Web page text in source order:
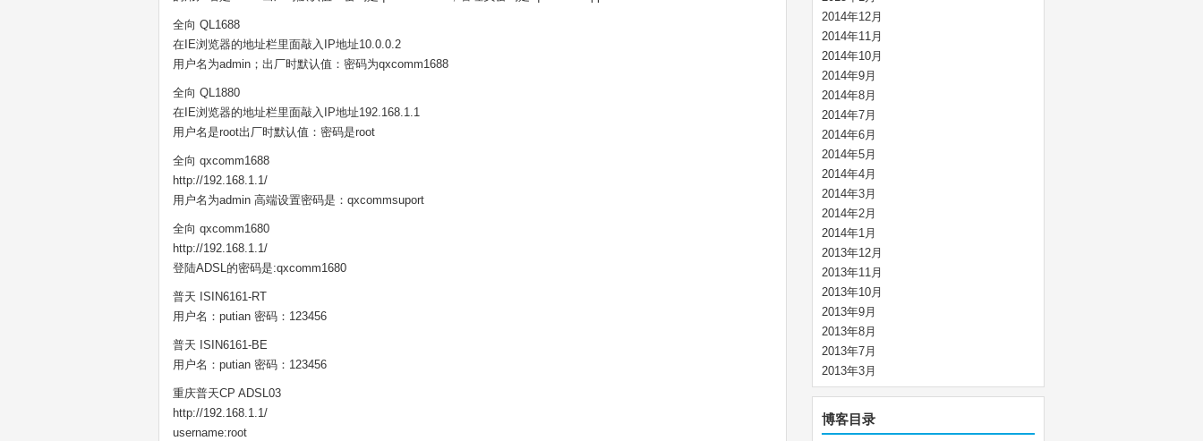
全向 QL1688
在IE浏览器的地址栏里面敲入IP地址10.0.0.2
用户名为admin；出厂时默认值：密码为qxcomm1688
全向 QL1880
在IE浏览器的地址栏里面敲入IP地址192.168.1.1
用户名是root出厂时默认值：密码是root
全向 qxcomm1688
http://192.168.1.1/
用户名为admin 高端设置密码是：qxcommsuport
全向 qxcomm1680
http://192.168.1.1/
登陆ADSL的密码是:qxcomm1680
普天 ISIN6161-RT
用户名：putian 密码：123456
普天 ISIN6161-BE
用户名：putian 密码：123456
重庆普天CP ADSL03
http://192.168.1.1/
username:root
2014年12月
2014年11月
2014年10月
2014年9月
2014年8月
2014年7月
2014年6月
2014年5月
2014年4月
2014年3月
2014年2月
2014年1月
2013年12月
2013年11月
2013年10月
2013年9月
2013年8月
2013年7月
2013年3月
博客目录